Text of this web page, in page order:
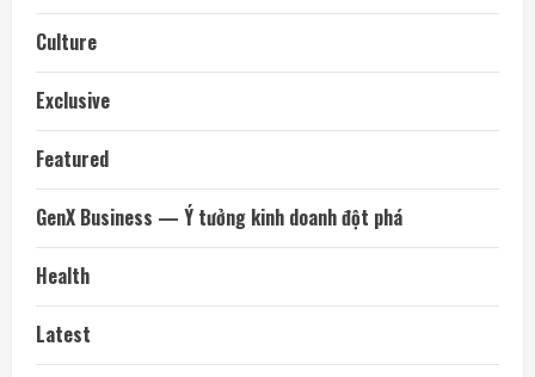
Culture
Exclusive
Featured
GenX Business — Ý tưởng kinh doanh đột phá
Health
Latest